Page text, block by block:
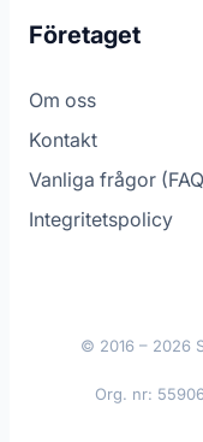
Företaget
Om oss
Kontakt
Vanliga frågor
Integritetspolicy
© 2016 – 2026
Org. nr: